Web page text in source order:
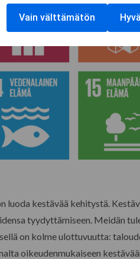
luoda kestävää kehitystä.
tyydyttämiseen. Meidän
on kolme ulottuvuutta:
oikeudenmukaiseen
Vain välttämätön